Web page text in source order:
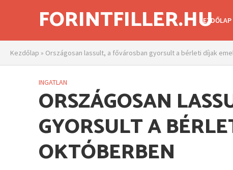
FORINTFILLER.HUKEZDŐLAP
Kezdőlap » Országosan lassult, a fővárosban gyorsult a bérleti díjak
INGATLAN
ORSZÁGOSAN
GYORSULT A
OKTÓBERBEN